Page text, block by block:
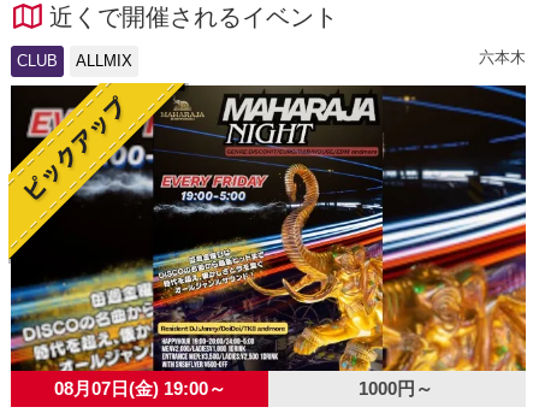
近くで開催されるイベント
CLUB ALLMIX 六本木
08月07日(金) 19:00～ 1000円～